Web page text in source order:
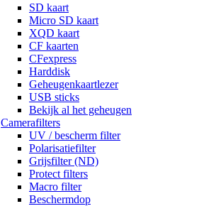
SD kaart
Micro SD kaart
XQD kaart
CF kaarten
CFexpress
Harddisk
Geheugenkaartlezer
USB sticks
Bekijk al het geheugen
Camerafilters
UV / bescherm filter
Polarisatiefilter
Grijsfilter (ND)
Protect filters
Macro filter
Beschermdop